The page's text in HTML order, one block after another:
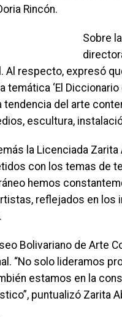
Rincón.
Sobre
Al respecto, expresó
temática ‘El
tendencia del arte
escultura,
la Licenciada
con los temas de
hemos
reflejados en los
Bolivariano de Arte
“No solo lideramos
estamos en la
puntualizó Zarita